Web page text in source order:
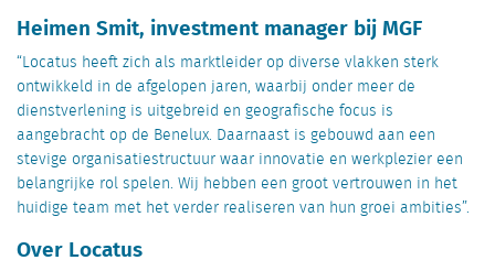
Heimen Smit, investment manager bij MGF
“Locatus heeft zich als marktleider op diverse vlakken sterk
ontwikkeld in de afgelopen jaren, waarbij onder meer de
dienstverlening is uitgebreid en geografische focus is
aangebracht op de Benelux. Daarnaast is gebouwd aan een
stevige organisatiestructuur waar innovatie en werkplezier een
belangrijke rol spelen. Wij hebben een groot vertrouwen in het
huidige team met het verder realiseren van hun groei ambities”.
Over Locatus